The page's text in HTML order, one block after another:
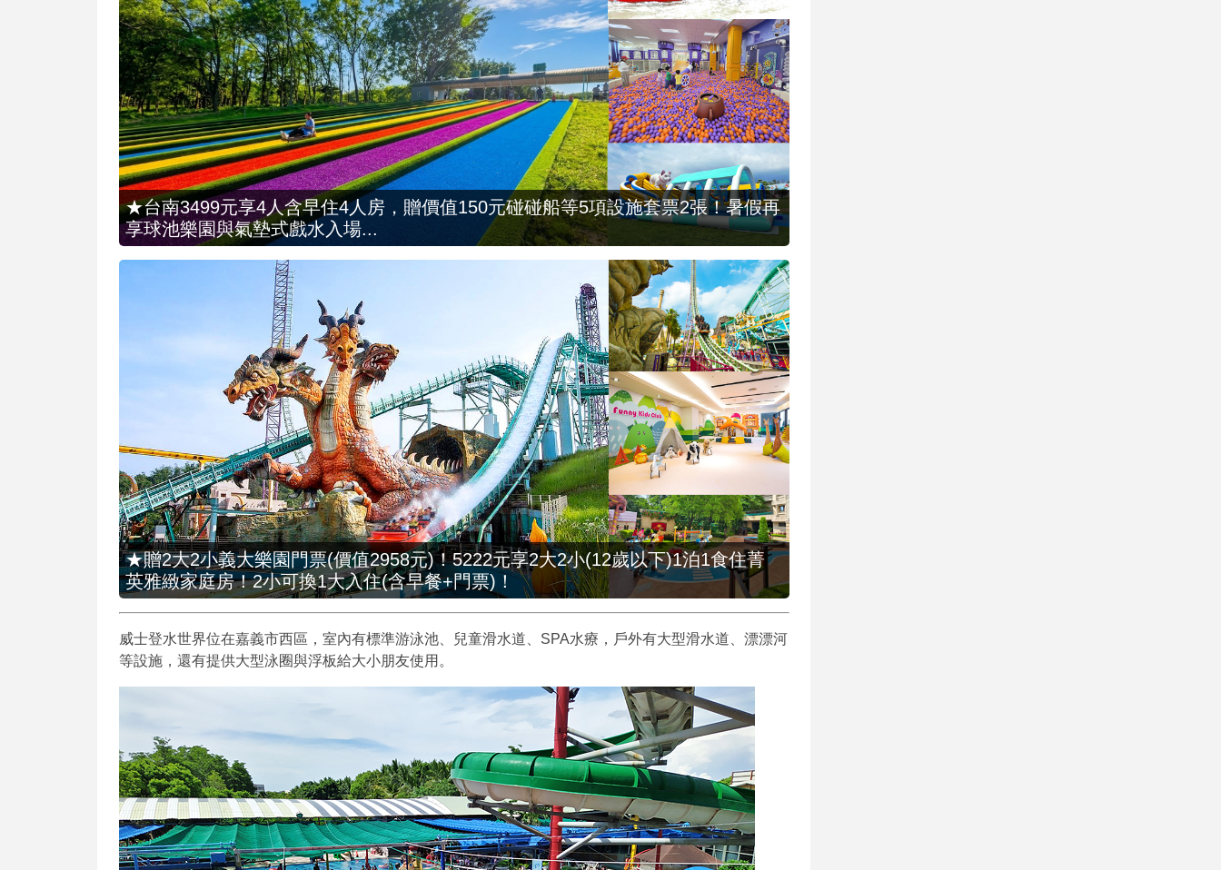
★台南3499元享4人含早住4人房，贈價值150元碰碰船等5項設施套票2張！暑假再
享球池樂園與氣墊式戲水入場...
★贈2大2小義大樂園門票(價值2958元)！5222元享2大2小(12歲以下)1泊1食住菁
英雅緻家庭房！2小可換1大入住(含早餐+門票)！
威士登水世界位在嘉義市西區，室內有標準游泳池、兒童滑水道、SPA水療，戶外有大型滑水道、漂漂河
等設施，還有提供大型泳圈與浮板給大小朋友使用。